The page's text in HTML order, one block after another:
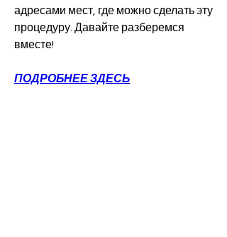
адресами мест, где можно сделать эту
процедуру. Давайте разберемся
вместе!
ПОДРОБНЕЕ ЗДЕСЬ